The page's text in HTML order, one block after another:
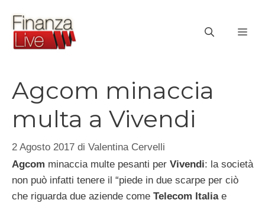
contenuto
Agcom minaccia
multa a Vivendi
2 Agosto 2017 di Valentina Cervelli
Agcom minaccia multe pesanti per Vivendi: la società
non può infatti tenere il “piede in due scarpe per ciò
che riguarda due aziende come Telecom Italiae